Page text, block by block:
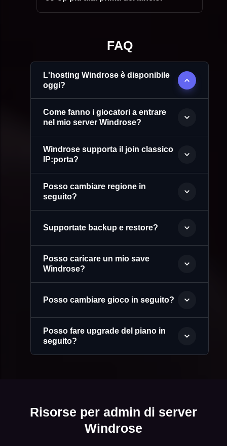
FAQ
L'hosting Windrose è disponibile
oggi?
Come fanno i giocatori a entrare
nel mio server Windrose?
Windrose supporta il join classico
IP:porta?
Posso cambiare regione in
seguito?
Supportate backup e restore?
Posso caricare un mio save
Windrose?
Posso cambiare gioco in seguito?
Posso fare upgrade del piano in
seguito?
Risorse per admin di server
Windrose